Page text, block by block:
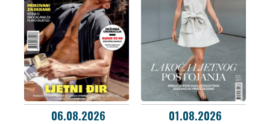
06.08.2026 01.08.2026